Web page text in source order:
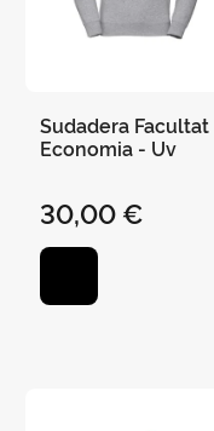
Sudadera Facultat
Economia - Uv
30,00 €